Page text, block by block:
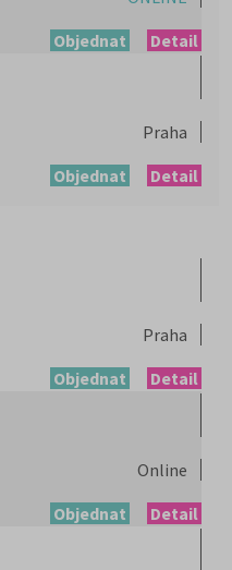
Detail
Objednat
Praha
Detail
Objednat
Praha
Detail
Objednat
Online
Detail
Objednat